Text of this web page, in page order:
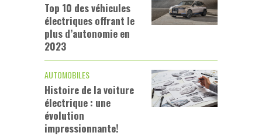
Top 10 des véhicules
électriques offrant le
plus d’autonomie en
2023
AUTOMOBILES
Histoire de la voiture
électrique : une
évolution
impressionnante!